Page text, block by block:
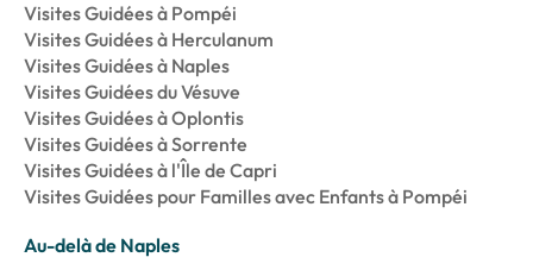
Visites Guidées à Pompéi
Visites Guidées à Herculanum
Visites Guidées à Naples
Visites Guidées du Vésuve
Visites Guidées à Oplontis
Visites Guidées à Sorrente
Visites Guidées à l'Île de Capri
Visites Guidées pour Familles avec Enfants à Pompéi
Au-delà de Naples